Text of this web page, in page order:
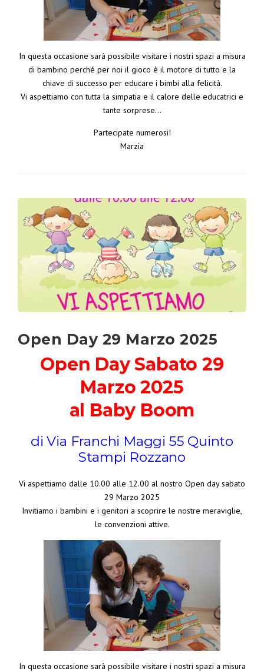
In questa occasione sarà possibile visitare i nostri spazi a misura
di bambino perché per noi il gioco è il motore di tutto e la
chiave di successo per educare i bimbi alla felicità.
Vi aspettiamo con tutta la simpatia e il calore delle educatrici e
tante sorprese…
Partecipate numerosi!
Marzia
Open Day 29 Marzo 2025
Open Day Sabato 29
Marzo 2025
al Baby Boom
di Via Franchi Maggi 55 Quinto
Stampi Rozzano
Vi aspettiamo dalle 10.00 alle 12.00 al nostro Open day sabato
29 Marzo 2025
Invitiamo i bambini e i genitori a scoprire le nostre meraviglie,
le convenzioni attive.
In questa occasione sarà possibile visitare i nostri spazi a misura